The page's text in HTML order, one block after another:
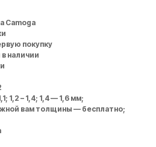
Camoga
покупку
наличии
1,2 – 1,4; 1,4 — 1,6 мм;
вам толщины — бесплатно;